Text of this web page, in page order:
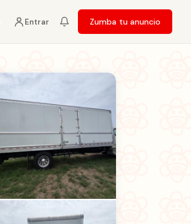
Entrar Zumba tu anuncio